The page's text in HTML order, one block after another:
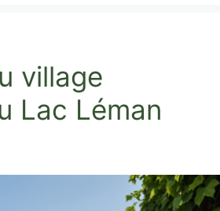
village
Lac Léman